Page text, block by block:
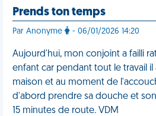
Prends ton temps
Par Anonyme - 06/01/2026 14:20
Aujourd'hui, mon conjoint a failli
enfant car pendant tout le travail il
maison et au moment de
d'abord prendre sa douche et
15 minutes de route. VDM